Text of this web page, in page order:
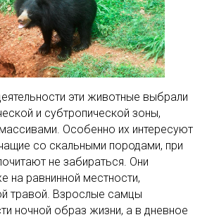
эти животные выбрали
и субтропической зоны,
Особенно их интересуют
со скальными породами, при
не забираться. Они
на равнинной местности,
травой. Взрослые самцы
ночной образ жизни, а в дневное